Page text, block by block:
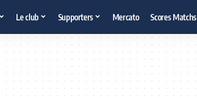
Le club Supporters Mercato Scores Matchs